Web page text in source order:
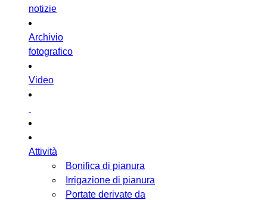
notizie
Archivio
fotografico
Video
Attività
Bonifica di pianura
Irrigazione di pianura
Portate derivate da